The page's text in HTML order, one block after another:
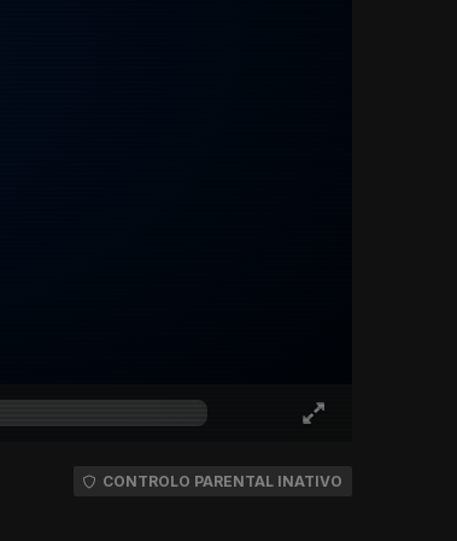
CONTROLO PARENTAL INATIVO